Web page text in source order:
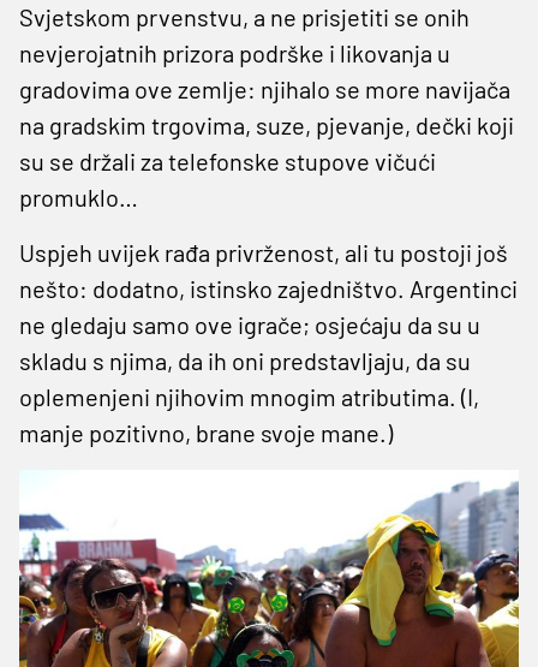
Svjetskom prvenstvu, a ne prisjetiti se onih
nevjerojatnih prizora podrške i likovanja u
gradovima ove zemlje: njihalo ​​se more navijača
na gradskim trgovima, suze, pjevanje, dečki koji
su se držali za telefonske stupove vičući
promuklo…
Uspjeh uvijek rađa privrženost, ali tu postoji još
nešto: dodatno, istinsko zajedništvo. Argentinci
ne gledaju samo ove igrače; osjećaju da su u
skladu s njima, da ih oni predstavljaju, da su
oplemenjeni njihovim mnogim atributima. (I,
manje pozitivno, brane svoje mane.)